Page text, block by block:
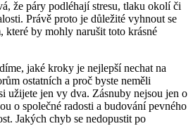
že páry podléhají stresu, tlaku okolí či
Právě proto je důležité vyhnout se
které by mohly narušit toto krásné
jaké kroky je nejlepší nechat na
ostatních a proč byste neměli
užijete jen vy dva. Zásnuby nejsou jen o
o společné radosti a budování pevného
Jakých chyb se nedopustit po